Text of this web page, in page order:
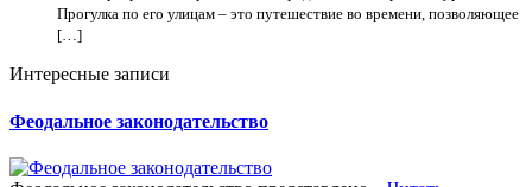
Прогулка по его улицам – это путешествие во времени, позволяющее
[…]
Интересные записи
Феодальное законодательство